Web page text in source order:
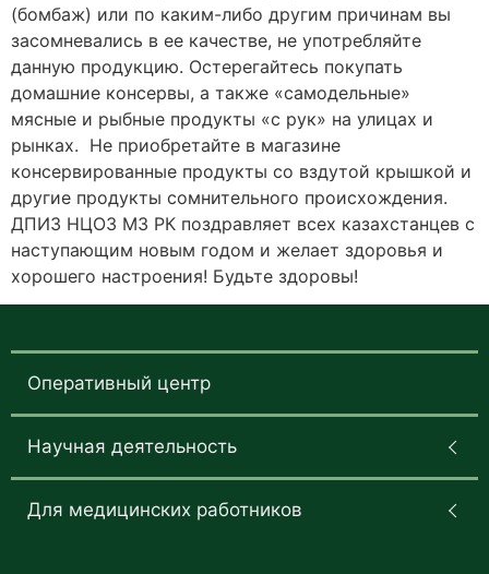
(бомбаж) или по каким-либо другим причинам вы
засомневались в ее качестве, не употребляйте
данную продукцию. Остерегайтесь покупать
домашние консервы, а также «самодельные»
мясные и рыбные продукты «с рук» на улицах и
рынках. Не приобретайте в магазине
консервированные продукты со вздутой крышкой и
другие продукты сомнительного происхождения.
ДПИЗ НЦОЗ МЗ РК поздравляет всех казахстанцев с
наступающим новым годом и желает здоровья и
хорошего настроения! Будьте здоровы!
Оперативный центр
Научная деятельность
Для медицинских работников